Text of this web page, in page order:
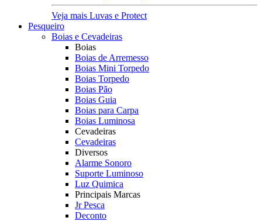
Veja mais Luvas e Protect
Pesqueiro
Boias e Cevadeiras
Boias
Boias de Arremesso
Boias Mini Torpedo
Boias Torpedo
Boias Pão
Boias Guia
Boias para Carpa
Boias Luminosa
Cevadeiras
Cevadeiras
Diversos
Alarme Sonoro
Suporte Luminoso
Luz Quimica
Principais Marcas
Jr Pesca
Deconto